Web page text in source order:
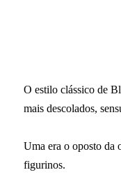
O estilo clássico de
mais descolados,
Uma era o oposto da
figurinos.